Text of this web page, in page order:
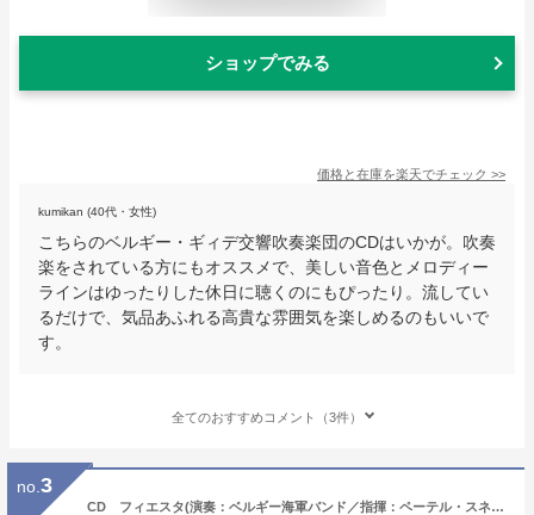
ショップでみる
価格と在庫を楽天でチェック >>
kumikan (40代・女性)
こちらのベルギー・ギィデ交響吹奏楽団のCDはいかが。吹奏
楽をされている方にもオススメで、美しい音色とメロディー
ラインはゆったりした休日に聴くのにもぴったり。流してい
るだけで、気品あふれる高貴な雰囲気を楽しめるのもいいで
す。
全てのおすすめコメント（3件）
no. 3
CD フィエスタ(演奏：ベルギー海軍バンド／指揮：ペーテル・スネリンクス／輸入CD（T）)